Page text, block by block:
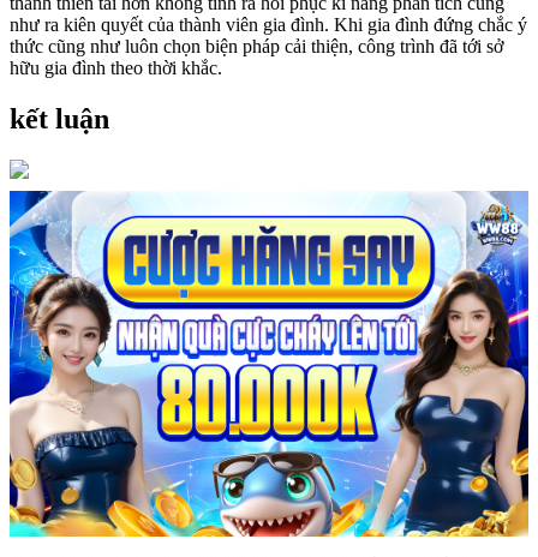
như ra kiên quyết của thành viên gia đình. Khi gia đình đứng chắc ý
thức cũng như luôn chọn biện pháp cải thiện, công trình đã tới sở
hữu gia đình theo thời khắc.
kết luận